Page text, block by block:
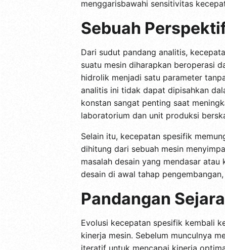
menggarisbawahi sensitivitas
Sebuah
Dari sudut pandang analitis,
suatu mesin diharapkan beroperasi
hidrolik menjadi satu parameter
analitis ini tidak dapat dipisahkan
konstan sangat penting saat
laboratorium dan unit produksi
Selain itu, kecepatan spesifik
dihitung dari sebuah mesin
masalah desain yang mendasar
desain di awal tahap
Pandangan
Evolusi kecepatan spesifik kembali
kinerja mesin. Sebelum munculnya
iteratif untuk mencapai kinerja